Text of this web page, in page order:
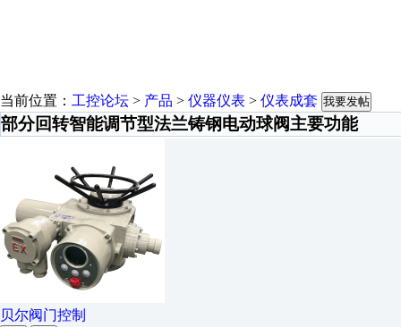
当前位置： 工控论坛 > 产品 > 仪器仪表 > 仪表成套 我要发帖
部分回转智能调节型法兰铸钢电动球阀主要功能
贝尔阀门控制